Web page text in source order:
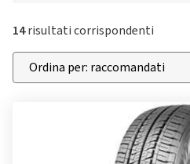
14risultati corrispondenti